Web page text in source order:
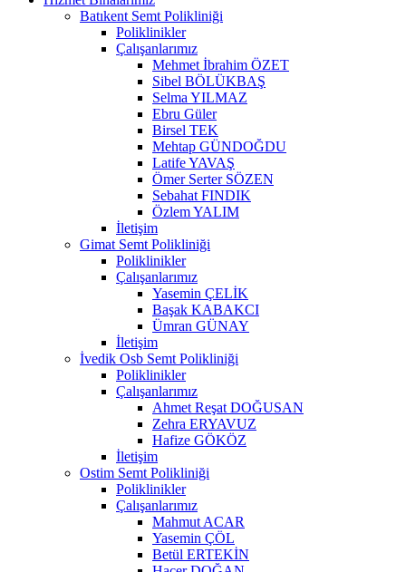
Batıkent Semt Polikliniği
Poliklinikler
Çalışanlarımız
Mehmet İbrahim ÖZET
Sibel BÖLÜKBAŞ
Selma YILMAZ
Ebru Güler
Birsel TEK
Mehtap GÜNDOĞDU
Latife YAVAŞ
Ömer Serter SÖZEN
Sebahat FINDIK
Özlem YALIM
İletişim
Gimat Semt Polikliniği
Poliklinikler
Çalışanlarımız
Yasemin ÇELİK
Başak KABAKCI
Ümran GÜNAY
İletişim
İvedik Osb Semt Polikliniği
Poliklinikler
Çalışanlarımız
Ahmet Reşat DOĞUSAN
Zehra ERYAVUZ
Hafize GÖKÖZ
İletişim
Ostim Semt Polikliniği
Poliklinikler
Çalışanlarımız
Mahmut ACAR
Yasemin ÇÖL
Betül ERTEKİN